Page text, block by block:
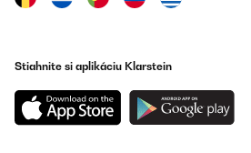
Stiahnite si aplikáciu Klarstein